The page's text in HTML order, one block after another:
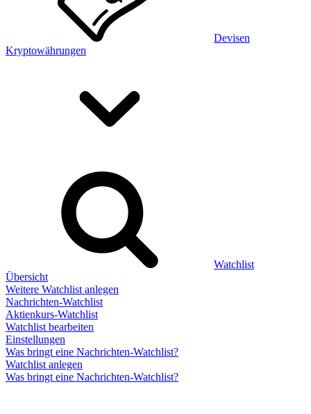
Devisen
Kryptowährungen
Watchlist
Übersicht
Weitere Watchlist anlegen
Nachrichten-Watchlist
Aktienkurs-Watchlist
Watchlist bearbeiten
Einstellungen
Was bringt eine Nachrichten-Watchlist?
Watchlist anlegen
Was bringt eine Nachrichten-Watchlist?